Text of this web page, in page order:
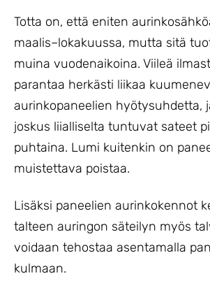
Totta on, että eniten
maalis–lokakuussa, mutta sitä
muina vuodenaikoina. Viileä
parantaa herkästi liikaa
aurinkopaneelien hyötysuhdetta,
joskus liialliselta tuntuvat sateet
puhtaina. Lumi kuitenkin on
muistettava poistaa.
Lisäksi paneelien aurinkokennot
talteen auringon säteilyn myös
voidaan tehostaa asentamalla
kulmaan.